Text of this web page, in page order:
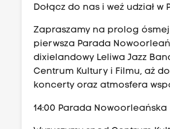
Dołącz do nas i weź udział
Zapraszamy na prolog
pierwsza Parada
dixielandowy Leliwa Jazz
Centrum Kultury i Filmu, aż
koncerty oraz atmosfera
14:00 Parada Nowoorleańska